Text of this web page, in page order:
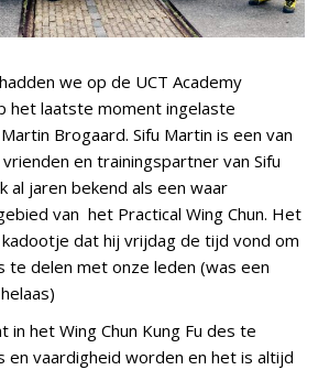
we op de UCT Academy
het laatste moment ingelaste
Brogaard. Sifu Martin is een van
en trainingspartner van Sifu
al jaren bekend als een waar
van het Practical Wing Chun. Het
dat hij vrijdag de tijd vond om
te delen met onze leden (was een
in het Wing Chun Kung Fu des te
en vaardigheid worden en het is altijd